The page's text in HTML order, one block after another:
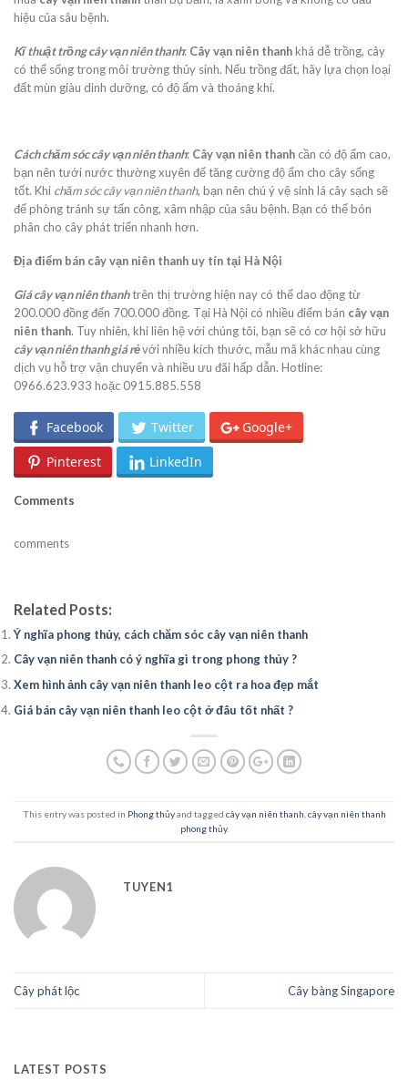
hiệu của sâu bệnh.
Kĩ thuật trồng cây vạn niên thanh: Cây vạn niên thanhkhá dễ trồng, cây
có thể sống trong môi trường thủy sinh. Nếu trồng đất, hãy lựa chọn loại
đất mùn giàu dinh dưỡng, có độ ẩm và thoáng khí.
Cách chăm sóc cây vạn niên thanh: Cây vạn niên thanh cần có độ ẩm cao,
bạn nên tưới nước thường xuyên để tăng cường độ ẩm cho cây sống
tốt. Khi chăm sóc cây vạn niên thanh, bạn nên chú ý vệ sinh lá cây sạch sẽ
để phòng tránh sự tấn công, xâm nhập của sâu bệnh. Bạn có thể bón
phân cho cây phát triển nhanh hơn.
Địa điểm bán cây vạn niên thanh uy tín tại Hà Nội
Giá cây vạn niên thanhtrên thị trường hiện nay có thể dao động từ
200.000 đồng đến 700.000 đồng. Tại Hà Nội có nhiều điểm bán cây vạn
niên thanh. Tuy nhiên, khi liên hệ với chúng tôi, bạn sẽ có cơ hội sở hữu
cây vạn niên thanh giá rẻvới nhiều kích thước, mẫu mã khác nhau cùng
dịch vụ hỗ trợ vận chuyển và nhiều ưu đãi hấp dẫn. Hotline:
0966.623.933 hoặc 0915.885.558
Facebook Twitter Google+
Pinterest LinkedIn
Comments
comments
Related Posts:
Ý nghĩa phong thủy, cách chăm sóc cây vạn niên thanh
Cây vạn niên thanh có ý nghĩa gì trong phong thủy ?
Xem hình ảnh cây vạn niên thanh leo cột ra hoa đẹp mắt
Giá bán cây vạn niên thanh leo cột ở đâu tốt nhất ?
This entry was posted in Phong thủyand tagged cây vạn niên thanh cây vạn niên thanh
phong thủy.
TUYEN1
Cây phát lộc Cây bàng Singapore
LATEST POSTS